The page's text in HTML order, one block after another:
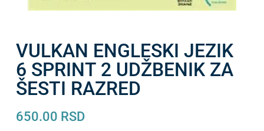
VULKAN ENGLESKI JEZIK
6 SPRINT 2 UDŽBENIK ZA
ŠESTI RAZRED
650.00 RSD